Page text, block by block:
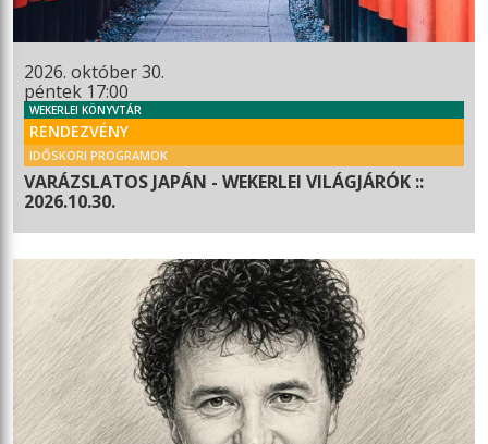
2026. október 30.
péntek 17:00
WEKERLEI KÖNYVTÁR
RENDEZVÉNY
IDŐSKORI PROGRAMOK
VARÁZSLATOS JAPÁN - WEKERLEI VILÁGJÁRÓK ::
2026.10.30.